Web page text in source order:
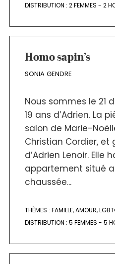
DISTRIBUTION : 2 FEMMES - 2
Homo sapin’s
SONIA GENDRE
Nous sommes le 21
19 ans d’Adrien. La
salon de Marie-
Christian Cordier,
d’Adrien Lenoir. Elle
appartement situé
chaussée...
THÈMES : FAMILLE,AMOUR,
DISTRIBUTION : 5 FEMMES - 5